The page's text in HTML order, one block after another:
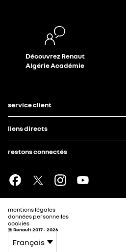
Découvrez Renaut
Algérie Académie
service client
liens directs
restons connectés
mentions légales
données personnelles
cookies
© Renault 2017 - 2026